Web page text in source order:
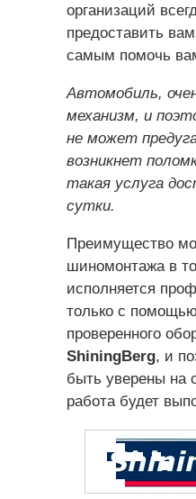
организаций
предоставить
самым помочь
Автомобиль,
механизм, и
не может
возникнет
такая услуга
сутки.
Преимущество
шиномонтажа в
исполняется
только с
проверенного
ShiningBerg, и
быть уверены на
работа будет